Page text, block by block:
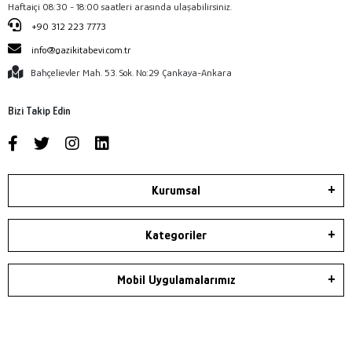
Haftaiçi 08:30 - 18:00 saatleri arasında ulaşabilirsiniz.
+90 312 223 7773
info@gazikitabevi.com.tr
Bahçelievler Mah. 53. Sok. No:29 Çankaya-Ankara
Bizi Takip Edin
Kurumsal
Kategoriler
Mobil Uygulamalarımız